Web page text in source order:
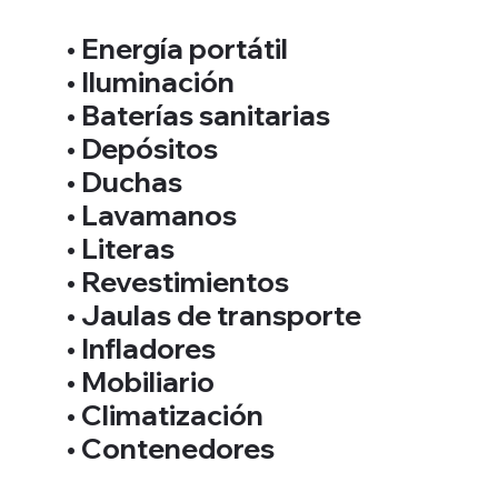
• Energía portátil
• Iluminación
• Baterías sanitarias
• Depósitos
• Duchas
• Lavamanos
• Literas
• Revestimientos
• Jaulas de transporte
• Infladores
• Mobiliario
• Climatización
• Contenedores